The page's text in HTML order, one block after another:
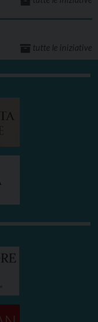
tutte le iniziative